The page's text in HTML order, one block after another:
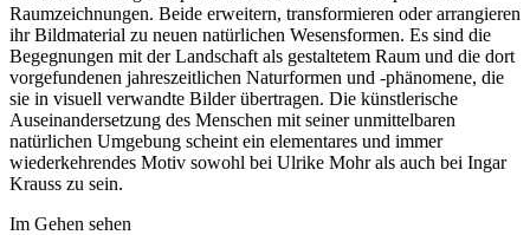
Raumzeichnungen. Beide erweitern, transformieren oder arrangieren
ihr Bildmaterial zu neuen natürlichen Wesensformen. Es sind die
Begegnungen mit der Landschaft als gestaltetem Raum und die dort
vorgefundenen jahreszeitlichen Naturformen und -phänomene, die
sie in visuell verwandte Bilder übertragen. Die künstlerische
Auseinandersetzung des Menschen mit seiner unmittelbaren
natürlichen Umgebung scheint ein elementares und immer
wiederkehrendes Motiv sowohl bei Ulrike Mohr als auch bei Ingar
Krauss zu sein.
Im Gehen sehen